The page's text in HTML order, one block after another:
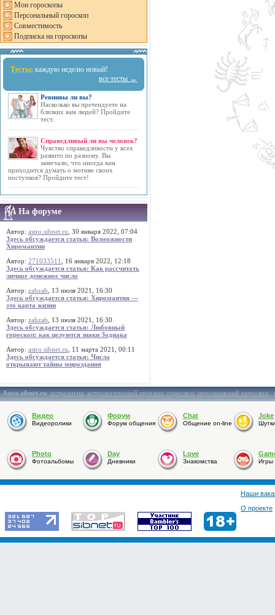
Мои гороскопы
Персональный гороскоп
Совместимость
Подписка на гороскопы
Тесты: каждую неделю новый!
все тесты →
Ревнивы ли вы?
Насколько вы претендуете на
близких вам людей? Пройдите
тест.
Справедливый ли вы человек?
Чувство справедливости у всех
развито по разному. Вы
замечали, что иногда вам
приходится думать о мотиве своих
поступков? Пройдите тест!
На форуме
Автор: astro.sibnet.ru , 30 января 2022, 07:04
Здесь обсуждается статья: Возможности
Хиромантии
Автор: 271033511
, 16 января 2022, 12:18
Здесь обсуждается статья: Как рассчитать
личное денежное число
Автор: zabzab , 13 июля 2021, 16:30
Здесь обсуждается статья: Хиромантия —
это карта жизни
Автор: zabzab , 13 июля 2021, 16:30
Здесь обсуждается статья: Любовный
гороскоп: как целуются знаки Зодиака
Автор: astro.sibnet.ru , 11 марта 2021, 00:11
Здесь обсуждается статья: Числа
открывают тайны мироздания
Astro.sibnet.ru:астрология,астрологический прогноз,гороскоп,персональный гороскоп,
Видео
Видеоролики
Форум
Форум общения
Chat
Общение on-line
Joke
Photo
Фотоальбомы
Day
Дневники
Love
Знакомства Игры
Наши
О проекте